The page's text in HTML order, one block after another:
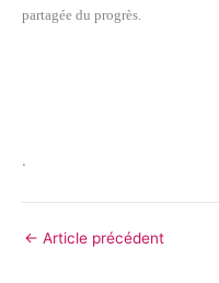
partagée du progrès.
.
← Article précédent